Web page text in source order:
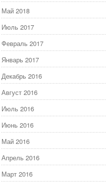
Май 2018
Июль 2017
Февраль 2017
Январь 2017
Декабрь 2016
Август 2016
Июль 2016
Июнь 2016
Май 2016
Апрель 2016
Март 2016